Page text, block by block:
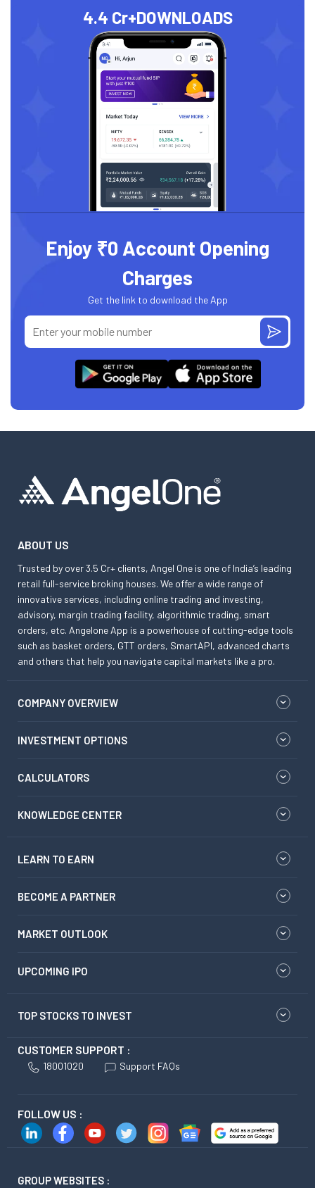
4.4 Cr+DOWNLOADS
Enjoy ₹0 Account Opening
Charges
Get the link to download the App
ABOUT US
Trusted by over 3.5 Cr+ clients, Angel One is one of India’s leading
retail full-service broking houses. We offer a wide range of
innovative services, including online trading and investing,
advisory, margin trading facility, algorithmic trading, smart
orders, etc. Angelone App is a powerhouse of cutting-edge tools
such as basket orders, GTT orders, SmartAPI, advanced charts
and others that help you navigate capital markets like a pro.
COMPANY OVERVIEW
INVESTMENT OPTIONS
CALCULATORS
KNOWLEDGE CENTER
LEARN TO EARN
BECOME A PARTNER
MARKET OUTLOOK
UPCOMING IPO
TOP STOCKS TO INVEST
CUSTOMER SUPPORT :
18001020 Support FAQs
FOLLOW US :
GROUP WEBSITES :